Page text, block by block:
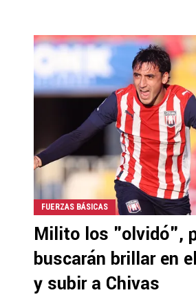
FUERZAS BÁSICAS
Milito los "olvidó",
buscarán brillar en
y subir a Chivas